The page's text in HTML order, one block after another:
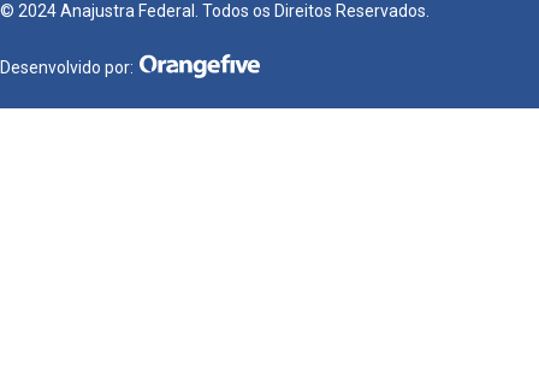
© 2024 Anajustra Federal. Todos os Direitos Reservados.
Desenvolvido por: